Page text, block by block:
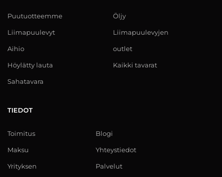
Puutuotteemme
Liimapuulevyt
Aihio
Höylätty lauta
Sahatavara
Öljy
Liimapuulevyjen
outlet
Kaikki tavarat
TIEDOT
Toimitus
Maksu
Yrityksen
Blogi
Yhteystiedot
Palvelut